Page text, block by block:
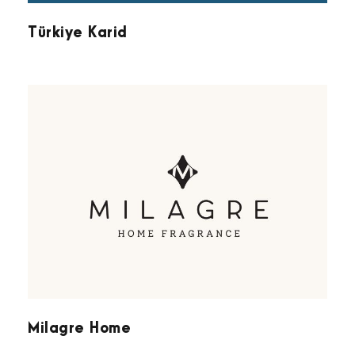
Türkiye Karid
Milagre Home